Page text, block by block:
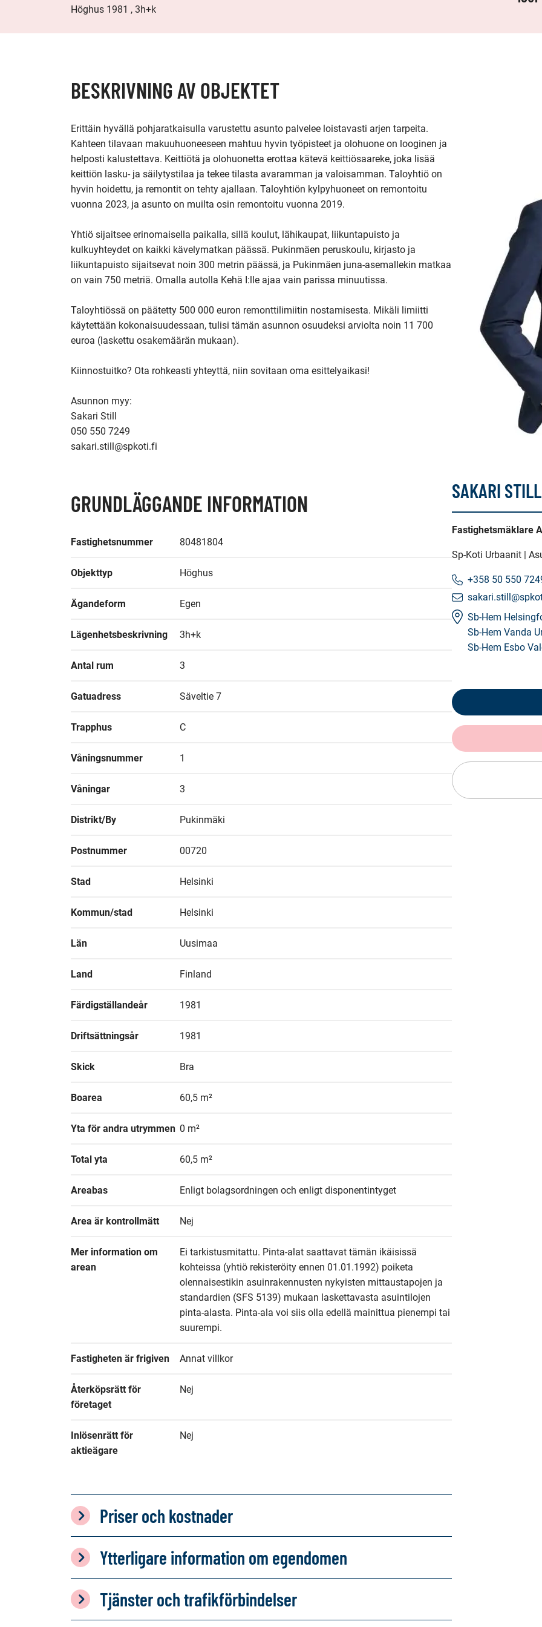
Höghus 1981 , 3h+k
BESKRIVNING AV OBJEKTET
Erittäin hyvällä pohjaratkaisulla varustettu asunto palvelee loistavasti arjen tarpeita.
Kahteen tilavaan makuuhuoneeseen mahtuu hyvin työpisteet ja olohuone on looginen ja
helposti kalustettava. Keittiötä ja olohuonetta erottaa kätevä keittiösaareke, joka lisää
keittiön lasku- ja säilytystilaa ja tekee tilasta avaramman ja valoisamman. Taloyhtiö on
hyvin hoidettu, ja remontit on tehty ajallaan. Taloyhtiön kylpyhuoneet on remontoitu
vuonna 2023, ja asunto on muilta osin remontoitu vuonna 2019.
Yhtiö sijaitsee erinomaisella paikalla, sillä koulut, lähikaupat, liikuntapuisto ja
kulkuyhteydet on kaikki kävelymatkan päässä. Pukinmäen peruskoulu, kirjasto ja
liikuntapuisto sijaitsevat noin 300 metrin päässä, ja Pukinmäen juna-asemallekin matkaa
on vain 750 metriä. Omalla autolla Kehä I:lle ajaa vain parissa minuutissa.
Taloyhtiössä on päätetty 500 000 euron remonttilimiitin nostamisesta. Mikäli limiitti
käytettään kokonaisuudessaan, tulisi tämän asunnon osuudeksi arviolta noin 11 700
euroa (laskettu osakemäärän mukaan).
Kiinnostuitko? Ota rohkeasti yhteyttä, niin sovitaan oma esittelyaikasi!
Asunnon myy:
Sakari Still
050 550 7249
sakari.still@spkoti.fi
GRUNDLÄGGANDE INFORMATION
Fastighetsnummer 80481804
Objekttyp Höghus
Ägandeform Egen
Lägenhetsbeskrivning 3h+k
Antal rum 3
Gatuadress Säveltie 7
Trapphus C
Våningsnummer 1
Våningar 3
Distrikt/By Pukinmäki
Postnummer 00720
Stad Helsinki
Kommun/stad Helsinki
Län Uusimaa
Land Finland
Färdigställandeår 1981
Driftsättningsår 1981
Skick Bra
Boarea 60,5 m²
Yta för andra utrymmen 0 m²
Total yta 60,5 m²
Areabas Enligt bolagsordningen och enligt disponentintyget
Area är kontrollmätt Nej
Mer information om
arean
Ei tarkistusmitattu. Pinta-alat saattavat tämän ikäisissä
kohteissa (yhtiö rekisteröity ennen 01.01.1992) poiketa
olennaisestikin asuinrakennusten nykyisten mittaustapojen ja
standardien (SFS 5139) mukaan laskettavasta asuintilojen
pinta-alasta. Pinta-ala voi siis olla edellä mainittua pienempi tai
suurempi.
Fastigheten är frigiven Annat villkor
Återköpsrätt för
företaget
Nej
Inlösenrätt för
aktieägare
Nej
Priser och kostnader
Ytterligare information om egendomen
Tjänster och trafikförbindelser
SAKARI STILL
Fastighetsmäklare
Sp-Koti Urbaanit |
+358 50 550
Sb-Hem
Sb-Hem Vanda
Sb-Hem Esbo